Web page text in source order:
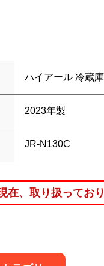
ハイアール 冷蔵
2023年製
JR-N130C
在、取り扱ってお